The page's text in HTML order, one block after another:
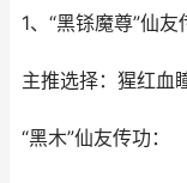
1、“黑铩魔尊”仙友
主推选择：猩红血
“黑木”仙友传功：